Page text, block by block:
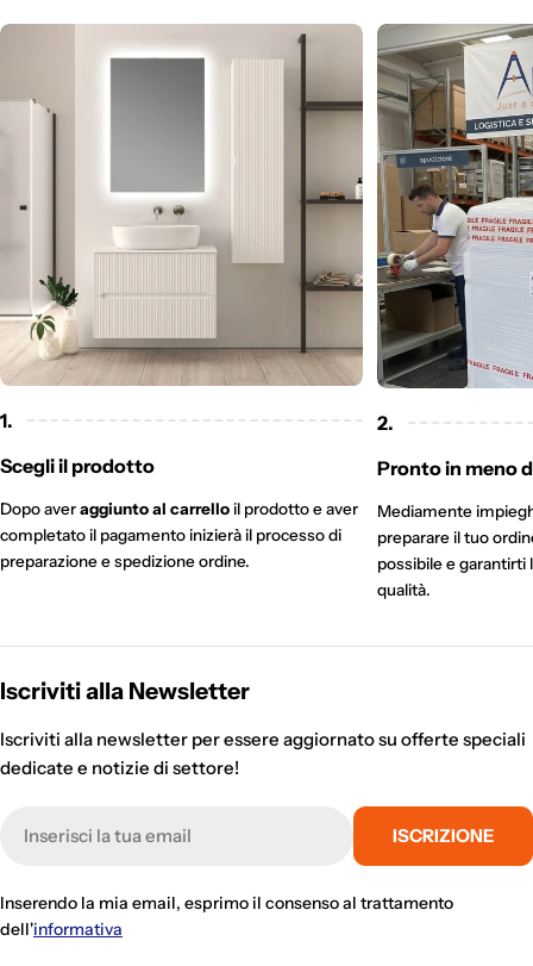
1.
Scegli il prodotto
Dopo averaggiunto al carrello il prodotto e aver
completato il pagamento inizierà il processo di
preparazione e spedizione ordine.
2.
Pronto in meno
Mediamente
preparare il tuo
possibile e garantirti
qualità.
Iscriviti alla Newsletter
Iscriviti alla newsletter per essere aggiornato su offerte speciali
dedicate e notizie di settore!
mail
ISCRIZIONE
Inserendo la mia email, esprimo il consenso al trattamento
dell'informativa